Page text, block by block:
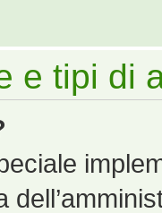
e tipi di